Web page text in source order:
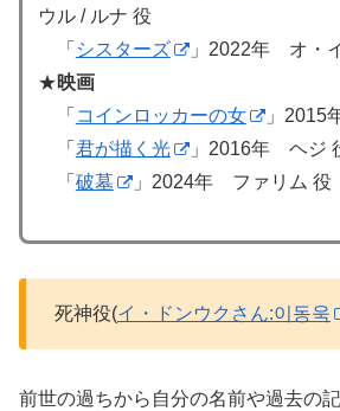
ウル / ルナ 役
「 シスターズ
」2022年 オ・
★映画
「 コインロッカーの女
」2015
「 君が描く光
」2016年 ヘジ
「 破墓 」2024年 ファリム 役
死神役(イ・ドンウクさん:이동욱
前世の過ちから自分の名前や過去の